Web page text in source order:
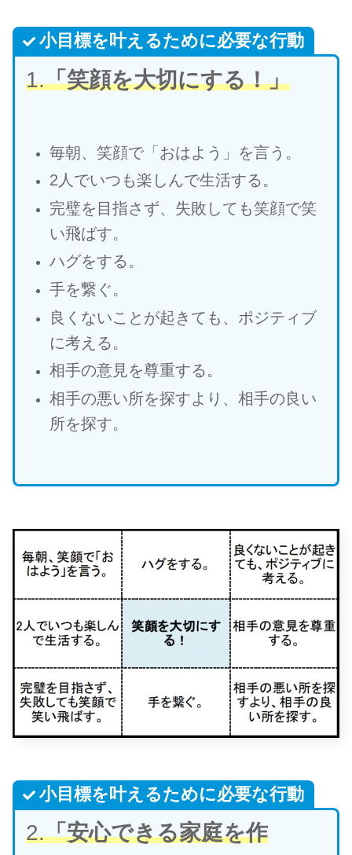
小目標を叶えるために必要な行動
1.「笑顔を大切にする！」
毎朝、笑顔で「おはよう」を言う。
2人でいつも楽しんで生活する。
完璧を目指さず、失敗しても笑顔で笑
い飛ばす。
ハグをする。
手を繋ぐ。
良くないことが起きても、ポジティブ
に考える。
相手の意見を尊重する。
相手の悪い所を探すより、相手の良い
所を探す。
小目標を叶えるために必要な行動
2.「安心できる家庭を作